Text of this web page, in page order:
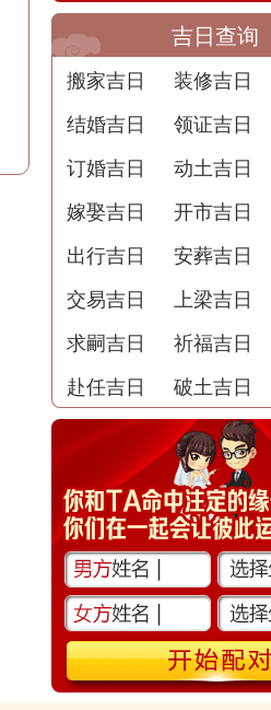
吉日查询
搬家吉日 装修吉日
结婚吉日
领证吉日
订婚吉日
动土吉日
嫁娶吉日
开市吉日
出行吉日
安葬吉日
交易吉日
上梁吉日
求嗣吉日
祈福吉日
赴任吉日
破土吉日